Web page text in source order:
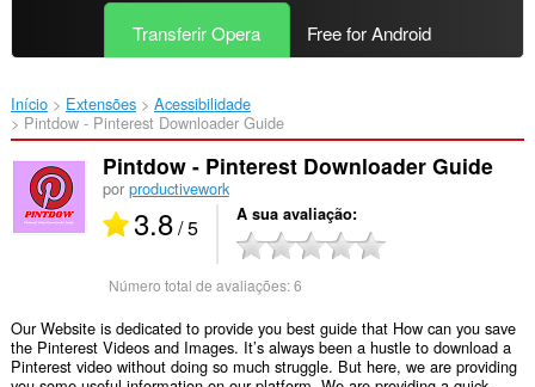
Transferir Opera Free for Android
Início Extensões
Acessibilidade
Pintdow - Pinterest Downloader Guide‎
Pintdow - Pinterest Downloader Guide
por productivework
3.8/ 5 A sua avaliação
Número total de avaliações:6
Our Website is dedicated to provide you best guide that How can you save
the Pinterest Videos and Images. It’s always been a hustle to download a
Pinterest video without doing so much struggle. But here, we are providing